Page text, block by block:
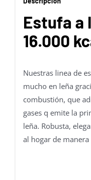
Estufa a
16.000
Nuestras linea de
mucho en leña
combustión, que
gases q emite la
leña. Robusta,
al hogar de manera